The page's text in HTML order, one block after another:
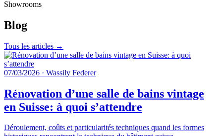
Showrooms
Blog
Tous les articles →
07/03/2026 · Wassily Federer
Rénovation d’une salle de bains vintage
en Suisse: à quoi s’attendre
Déroulement, coûts et particularités techniques quand les formes